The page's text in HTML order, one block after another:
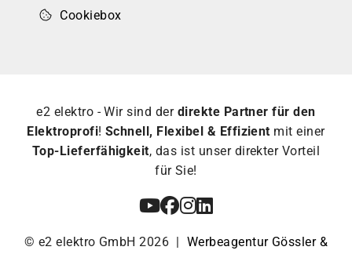
Cookiebox
e2 elektro - Wir sind der direkte Partner für den
Elektroprofi! Schnell, Flexibel & Effizient mit einer
Top-Lieferfähigkeit, das ist unser direkter Vorteil
für Sie!
© e2 elektro GmbH 2026 | Werbeagentur Gössler &